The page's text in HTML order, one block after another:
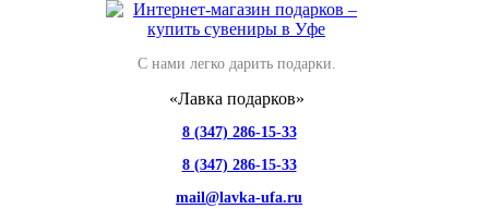
С нами легко дарить подарки.
«Лавка подарков»
8 (347) 286-15-33
8 (347) 286-15-33
mail@lavka-ufa.ru